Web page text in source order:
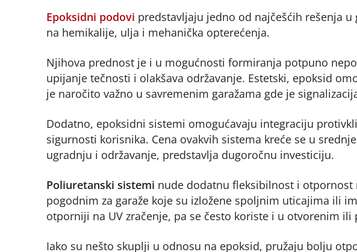
Epoksidni podovi predstavljaju jedno od najčešćih rešenja
na hemikalije, ulja i mehanička opterećenja.
Njihova prednost je i u mogućnosti formiranja potpuno
upijanje tečnosti i olakšava održavanje. Estetski, epoksid
je naročito važno u savremenim garažama gde je
Dodatno, epoksidni sistemi omogućavaju integraciju
sigurnosti korisnika. Cena ovakvih sistema kreće se u
ugradnju i održavanje, predstavlja dugoročnu investiciju.
Poliuretanski sistemi nude dodatnu fleksibilnost i
pogodnim za garaže koje su izložene spoljnim uticajima ili
otporniji na UV zračenje, pa se često koriste i u otvorenim
Iako su nešto skuplji u odnosu na epoksid, pružaju bolju